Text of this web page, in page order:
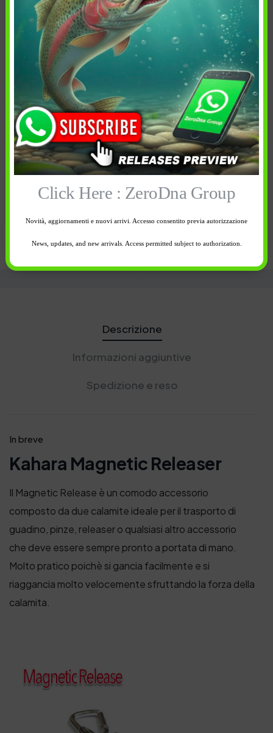
15,00€
Colore:
Blue Magnetic
Esaurito
Avvisami quando
15,00€
Colore:
Melon
Esaurito
Avvisami quando
Descrizione
Informazioni aggiuntive
Spedizione e reso
In breve
Kahara Magnetic Releaser
Il Magnetic Release è un comodo accessorio
composto da due calamite ideale per il trasporto di
guadino, pinze, releaser o qualsiasi altro accessorio
che deve essere sempre pronto a portata di mano.
Molto pratico poichè si gancia facilmente e si
riaggancia molto velocemente sfruttando la forza della
calamita.
Click Here : ZeroDna Group
Novità, aggiornamenti e nuovi arrivi. Accesso consentito previa autorizzazione
News, updates, and new arrivals. Access permitted subject to authorization.